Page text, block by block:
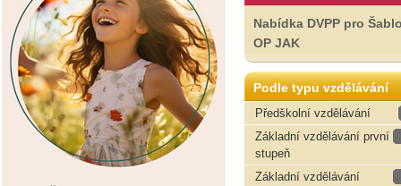
Nabídka DVPP pro
OP JAK
Podle typu vzdělávání
Předškolní vzdělávání
Základní vzdělávání první
stupeň
Základní vzdělávání